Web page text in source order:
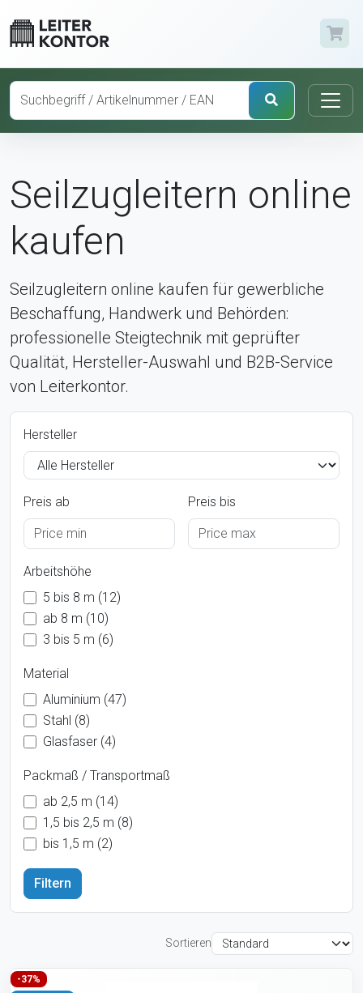
Seilzugleitern online
kaufen
Seilzugleitern online kaufen für gewerbliche
Beschaffung, Handwerk und Behörden:
professionelle Steigtechnik mit geprüfter
Qualität, Hersteller-Auswahl und B2B-Service
von Leiterkontor.
Hersteller
Preis ab Preis bis
Arbeitshöhe
5 bis 8 m (12)
ab 8 m (10)
3 bis 5 m (6)
Material
Aluminium (47)
Stahl (8)
Glasfaser (4)
Packmaß / Transportmaß
ab 2,5 m (14)
1,5 bis 2,5 m (8)
bis 1,5 m (2)
Sortieren
-37%